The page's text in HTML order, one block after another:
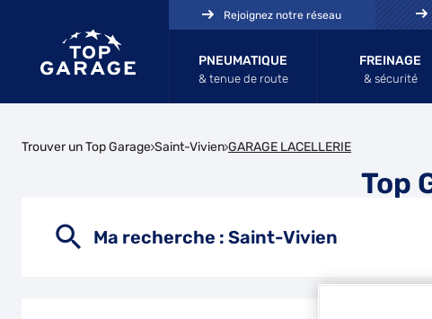
PNEUMATIQUE
& tenue de route
FREINAGE
& sécurité
Rejoignez notre réseau
Trouver un Top Garage Saint-Vivien GARAGE LACELLERIE
Top
Ma recherche : Saint-Vivien